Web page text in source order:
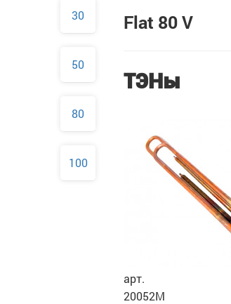
30
50
80
100
Flat 80 V
ТЭНы
арт.
20052M